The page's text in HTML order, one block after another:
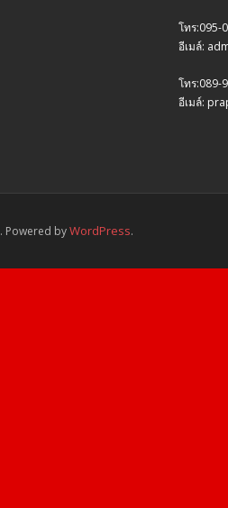
โทร:095-
อีเมล์:
โทร:089-
อีเมล์:
. Powered byWordPress.